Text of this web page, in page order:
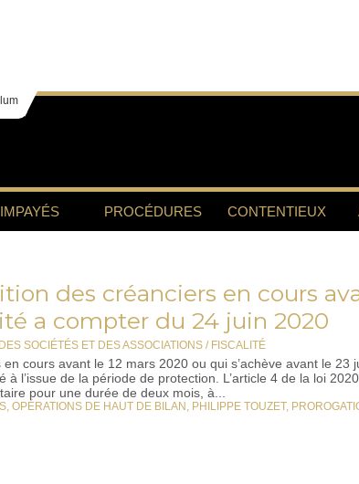
IMPAYÉS PROCÉDURES CONTENTIEUX
des créanciers en cours
a compter du 24 juin 2020
SOCIÉTÉS ET DES ASSOCIATIONS / FISCALITÉ
cours avant le 12 mars 2020 ou qui s’achève avant le 23
l’issue de la période de protection. L’article 4 de la loi
pour une durée de deux mois, à...
, OPÉRATIONS DE HAUT DE BILAN , PHILIPPE TOUZET,